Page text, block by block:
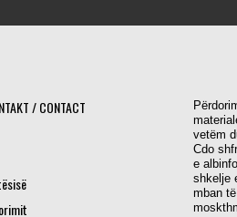
/ CONTACT
vetëm
Cdo
e
shkelje
mban